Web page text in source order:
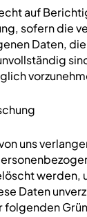
auf
sofern die
Daten,
uns
werden,
Daten
folgenden